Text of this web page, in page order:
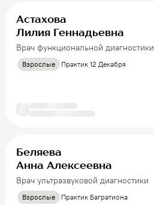
Астахова
Лилия Геннадьевна
Врач функциональной диагностики
Взрослые Практик 12 Декабря
Беляева
Анна Алексеевна
Врач ультразвуковой диагностики
Взрослые Практик Багратиона